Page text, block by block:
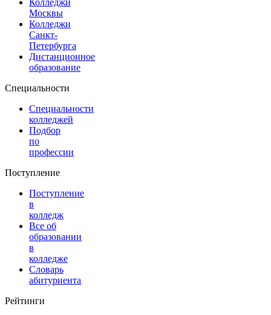
Москвы
Колледжи
Санкт-
Петербурга
Дистанционное
образование
Специальности
Специальности
колледжей
Подбор
по
профессии
Поступление
Поступление
в
колледж
Все об
образовании
в
колледже
Словарь
абитуриента
Рейтинги